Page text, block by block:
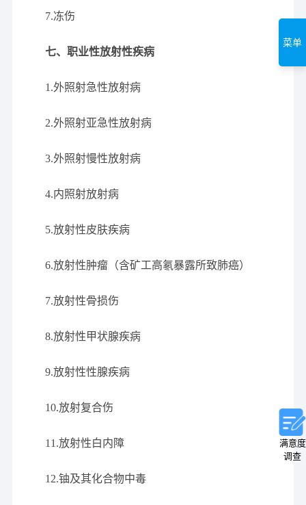
菜单
7.冻伤
七、职业性放射性疾病
1.外照射急性放射病
2.外照射亚急性放射病
3.外照射慢性放射病
4.内照射放射病
5.放射性皮肤疾病
6.放射性肿瘤（含矿工高氡暴露所致肺癌）
7.放射性骨损伤
8.放射性甲状腺疾病
9.放射性性腺疾病
10.放射复合伤
11.放射性白内障
12.铀及其化合物中毒
满意度
调查